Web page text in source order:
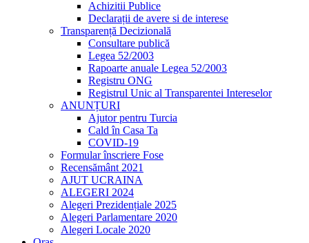
Achizitii Publice
Declarații de avere si de interese
Transparență Decizională
Consultare publică
Legea 52/2003
Rapoarte anuale Legea 52/2003
Registru ONG
Registrul Unic al Transparentei Intereselor
ANUNȚURI
Ajutor pentru Turcia
Cald în Casa Ta
COVID-19
Formular înscriere Fose
Recensământ 2021
AJUT UCRAINA
ALEGERI 2024
Alegeri Prezidențiale 2025
Alegeri Parlamentare 2020
Alegeri Locale 2020